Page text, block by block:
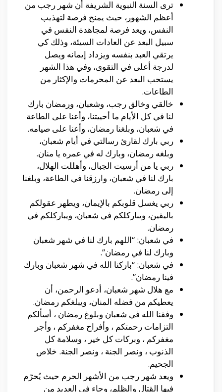
ترى السنة النبوية الشريفة أن شهر رجب من
أعظم الشهور، حيث يمنح فرصة لتهذيب
النفس، ويعد فرصة لمجاهدة النفس في
سبيل البعد عن العادات السيئة، وذلك كي
يرتقي العبد بنفسه ويزداد إيمانه ويصل
لدرجة أعلى في التقوى، وفي هذا الشهر
يستحب البعد عن المحرمات والإكثار من
الطاعات.
خالقي وخالق رجب، وشعبان، ورمضان بارك
لنا في كل الأيام ما أحييتنا، وأعنا على الطاعة
في شعبان، وبلغنا رمضان، وأعنا على صيامه.
ربي بارك لقارئ رسالتي في أيام شعبان،
وبلغه رمضان، وبارك له في عمره يا منان.
ربي يا من أرسيت الجبال، وأهللت الهلال،
بارك لنا في شعبان، وارزقنا في الطاعة، وبلغنا
إلى رمضان.
ربي يغسل قلوبكم بالإيمان، ويطهر عقولكم
باليقين، ويباركلكم في شعبان، ويباركلكم في
رمضان.
في شعبان: “اللهم بارك لنا في شهر شعبان
وبارك لنا في رمضان”.
في شعبان: “باركنا الله في شهر شعبان وبارك
فينا رمضان”.
مع هلال شهر شعبان، أدعو الرحمن، أن
يعطيكم من فضله المنان، ويبلغكم رمضان.
وفقنا الله في شعبان وبلوغ رمضان ، أسألكم
التزامات رحمتكم ، وأفراح مغفركم ، وأجر
مغفركم ، وبركات كل خير ، وسلامة كل
الذنوب ، ونصر الجنة ، ونصر الجنة. خلاص
الجحيم.
ويعد شهر رجب من الأشهر الحرم حيث يُحرّم
فيها القتال والظلم، وجاء في العديد من